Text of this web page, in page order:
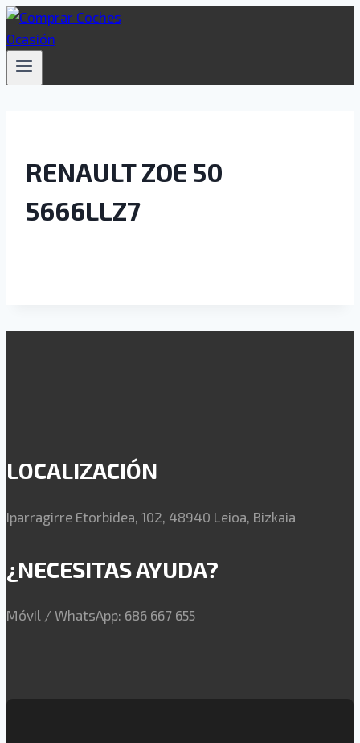
Saltar
al
contenido
RENAULT ZOE 50
5666LLZ7
LOCALIZACIÓN
Iparragirre Etorbidea, 102, 48940 Leioa, Bizkaia
¿NECESITAS AYUDA?
Móvil / WhatsApp: 686 667 655